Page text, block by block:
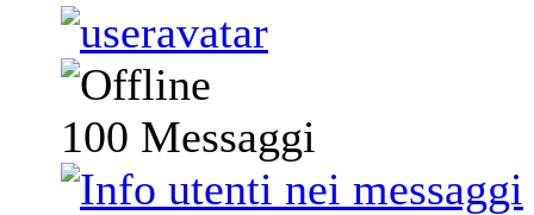
100 Messaggi